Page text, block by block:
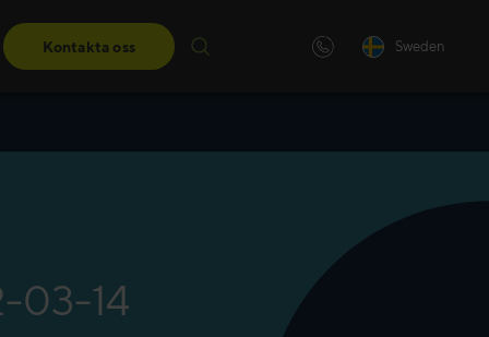
Kontakta oss Sweden
03-14